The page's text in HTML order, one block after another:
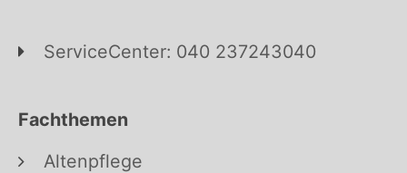
ServiceCenter: 040 237243040
Fachthemen
Altenpflege